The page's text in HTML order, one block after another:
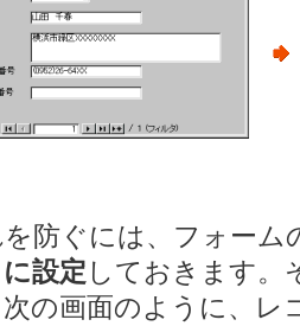
防ぐには、フォーム
設定 しておきます。
次の画面のように、レ